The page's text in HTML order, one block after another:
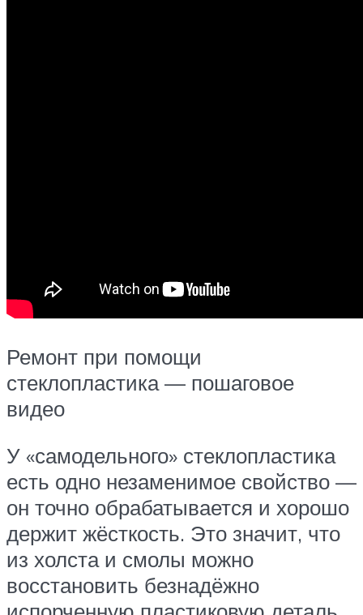
Ремонт при помощи
стеклопластика — пошаговое
видео
У «самодельного» стеклопластика
есть одно незаменимое свойство —
он точно обрабатывается и хорошо
держит жёсткость. Это значит, что
из холста и смолы можно
восстановить безнадёжно